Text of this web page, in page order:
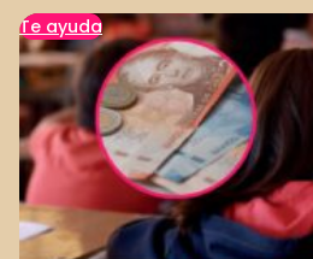
Te ayuda